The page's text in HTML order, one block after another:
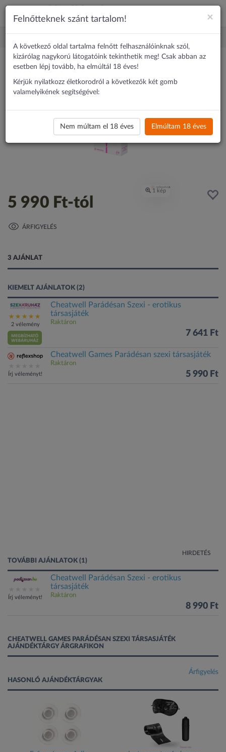
5 990 Ft-tól
ÁRFIGYELÉS
3 AJÁNLAT
KIEMELT AJÁNLATOK (2)
2 vélemény
Cheatwell Parádésan Szexi - erotikus
társasjáték
Raktáron
7 641 Ft
Írj véleményt!
Cheatwell Games Parádésan szexi társasjáték
Raktáron
5 990 Ft
HIRDETÉS
TOVÁBBI AJÁNLATOK (1)
Írj véleményt!
Cheatwell Parádésan Szexi - erotikus
társasjáték
Raktáron
8 990 Ft
CHEATWELL GAMES PARÁDÉSAN SZEXI TÁRSASJÁTÉK
AJÁNDÉKTÁRGY ÁRGRAFIKON
Árfigyelés
HASONLÓ AJÁNDÉKTÁRGYAK
×
Felnőtteknek szánt tartalom!
A következő oldal tartalma felnőtt felhasználóinknak szól,
kizárólag nagykorú látogatóink tekinthetik meg! Csak abban az
esetben lépj tovább, ha elmúltál 18 éves!
Kérjük nyilatkozz életkorodról a következők két gomb
valamelyikének segítségével:
Nem múltam el 18 éves Elmúltam 18 éves